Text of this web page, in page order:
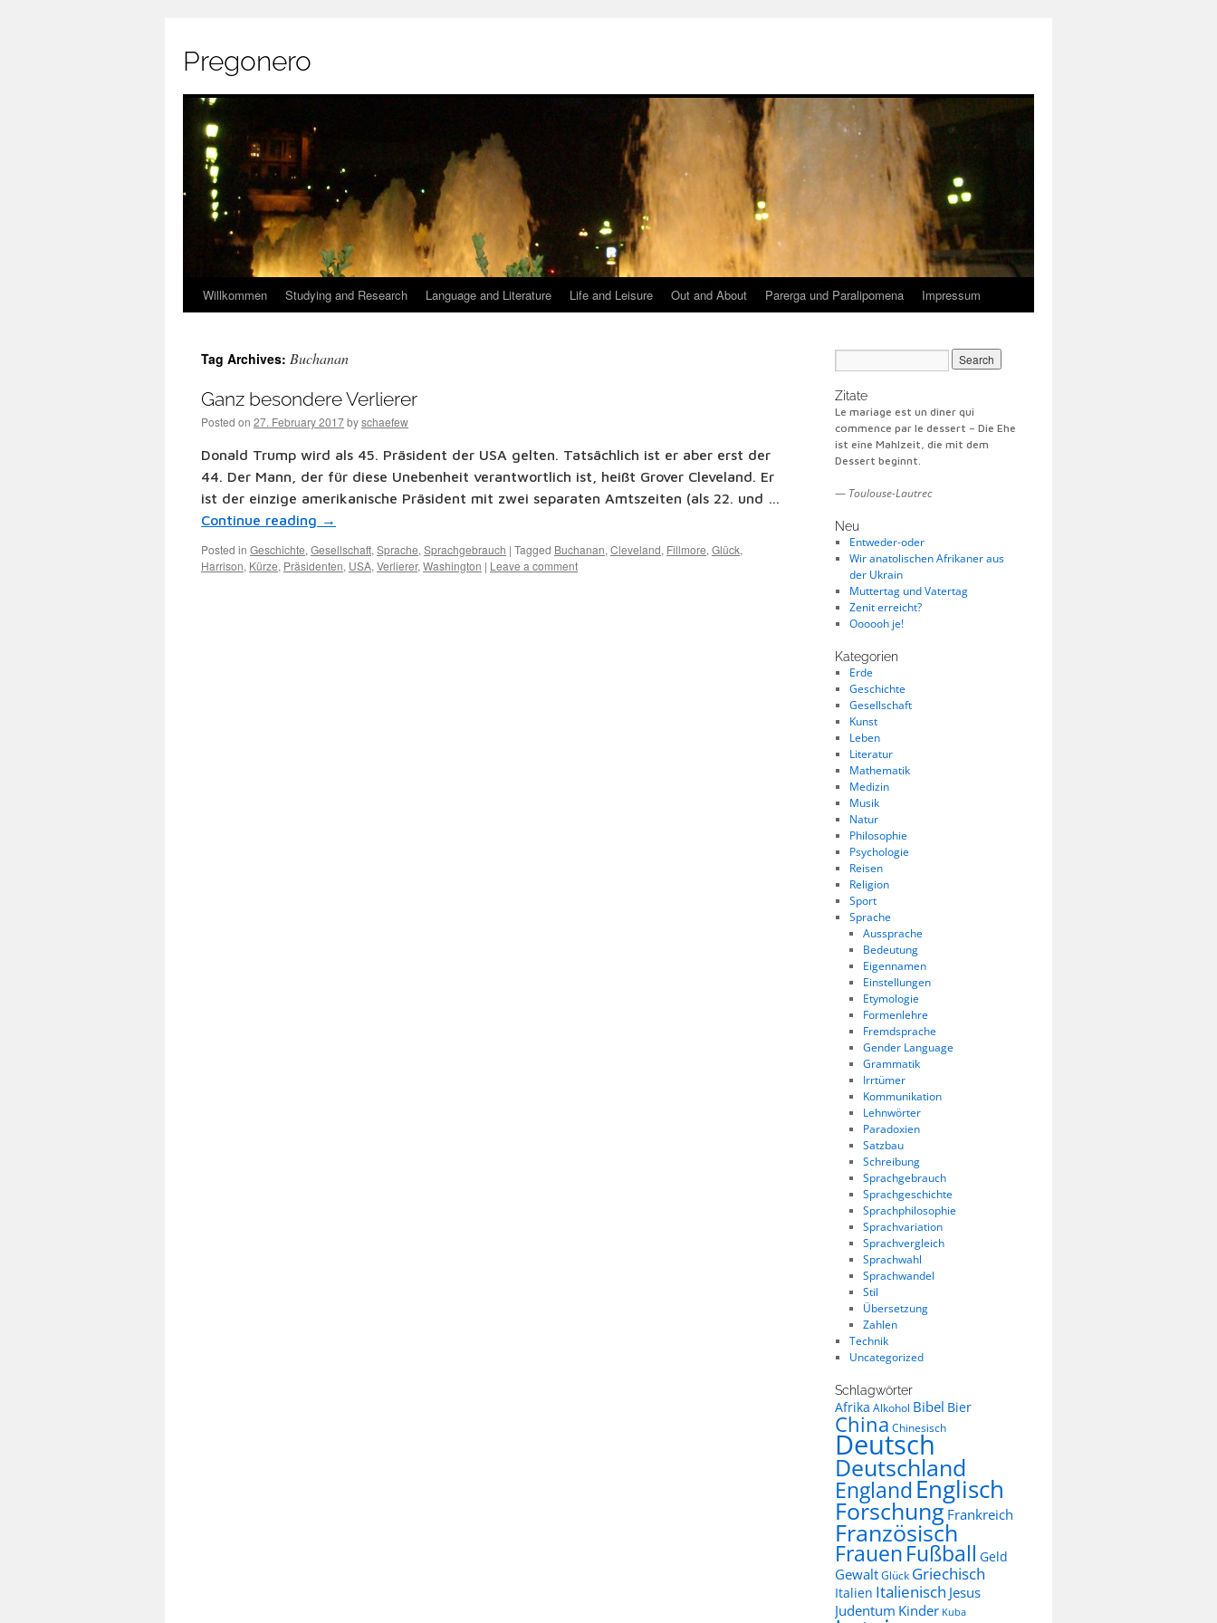
Pregonero
Skip
content
Willkommen Studying and Research Language and Literature Life and Leisure Out and About Parerga und Paralipomena Impressum
Tag Archives: Buchanan
Ganz besondere Verlierer
Posted on 27. February 2017byschaefew
Donald Trump wird als 45. Präsident der USA gelten. Tatsächlich ist er aber erst der
44. Der Mann, der für diese Unebenheit verantwortlich ist, heißt Grover Cleveland. Er
ist der einzige amerikanische Präsident mit zwei separaten Amtszeiten (als 22. und …
Continue reading →
Posted in Geschichte, Gesellschaft, Sprache, Sprachgebrauch | Tagged Buchanan, Cleveland, Fillmore, Glück,
Harrison, Kürze, Präsidenten, USA, Verlierer, Washington | Leave a comment
Zitate
Le mariage est un dîner qui
commence par le dessert – Die Ehe
ist eine Mahlzeit, die mit dem
Dessert beginnt.
— Toulouse-Lautrec
Neu
Entweder-oder
Wir anatolischen Afrikaner aus
der Ukrain
Muttertag und Vatertag
Zenit erreicht?
Oooooh je!
Kategorien
Erde
Geschichte
Gesellschaft
Kunst
Leben
Literatur
Mathematik
Medizin
Musik
Natur
Philosophie
Psychologie
Reisen
Religion
Sport
Sprache
Aussprache
Bedeutung
Eigennamen
Einstellungen
Etymologie
Formenlehre
Fremdsprache
Gender Language
Grammatik
Irrtümer
Kommunikation
Lehnwörter
Paradoxien
Satzbau
Schreibung
Sprachgebrauch
Sprachgeschichte
Sprachphilosophie
Sprachvariation
Sprachvergleich
Sprachwahl
Sprachwandel
Stil
Übersetzung
Zahlen
Technik
Uncategorized
Schlagwörter
Afrika Alkohol Bibel Bier
China Chinesisch
Deutsch
Deutschland
EnglandEnglisch
Forschung Frankreich
Französisch
FrauenFußball Geld
GewaltGlück Griechisch
Italien Italienisch Jesus
Judentum Kinder Kuba